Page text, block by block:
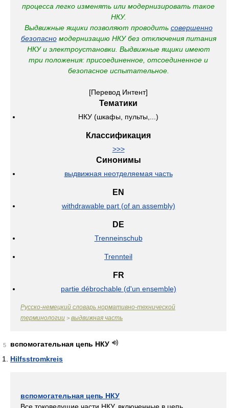
процесса легко изменять или модернизировать такое
НКУ.
Выдвижные ящики позволяют проводить совершенно
безопасно модернизацию НКУ без отключения питания
НКУ и электроустановки. Выдвижные ящики имеют
три положения: присоединенное, отсоединенное и
безопасное испытательное.
[Перевод Интент]
Тематики
НКУ (шкафы, пульты,...)
Классификация
>>>
Синонимы
выдвижная неотделяемая часть
EN
withdrawable part (of an assembly)
DE
Trenneinschub
Trennteil
FR
partie débrochable (d'un ensemble)
Русско-немецкий словарь нормативно-технической
терминологии > выдвижная часть
5
вспомогательная цепь НКУ
Hilfsstromkreis
вспомогательная цепь НКУ